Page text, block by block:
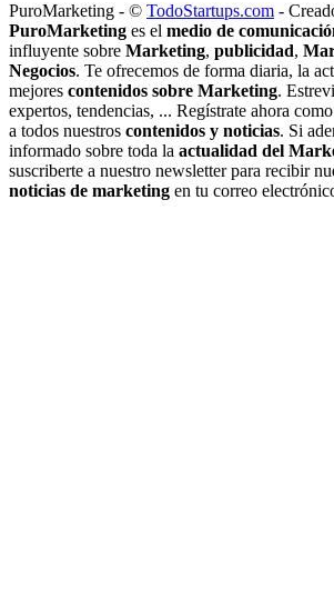
PuroMarketing - © TodoStartups.com -
PuroMarketing es el medio de
influyente sobre Marketing, publicidad,
Negocios. Te ofrecemos de forma diaria, la
mejores contenidos sobre Marketing.
expertos, tendencias, ... Regístrate ahora
a todos nuestros contenidos y noticias. Si
informado sobre toda la actualidad del
suscriberte a nuestro newsletter para recibir
noticias de marketing en tu correo